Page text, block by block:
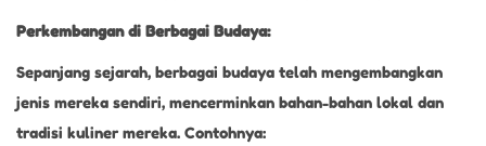
Perkembangan di Berbagai Budaya:
Sepanjang sejarah, berbagai budaya telah mengembangkan
jenis mereka sendiri, mencerminkan bahan-bahan lokal dan
tradisi kuliner mereka. Contohnya: